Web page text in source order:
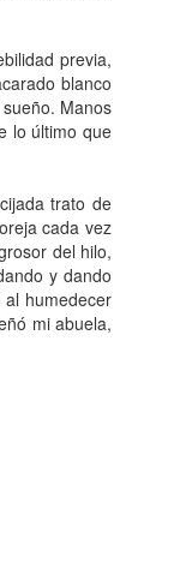
previa,
blanco
Manos
lo último que
trato de
cada vez
del hilo,
y dando
humedecer
mi abuela,